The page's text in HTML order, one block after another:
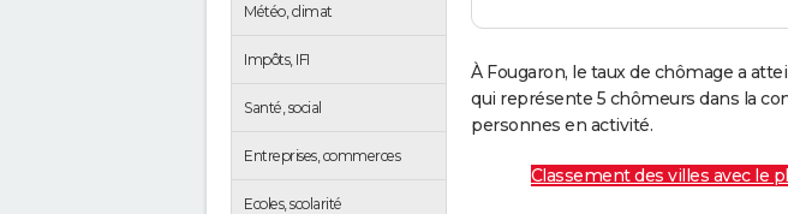
Météo, climat
Impôts, IFI
Santé, social
Entreprises, commerces
Ecoles, scolarité
À Fougaron, le taux de chômage a
qui représente 5 chômeurs dans la
personnes en activité.
Classement des villes avec le